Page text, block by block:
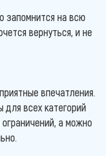
запомнится на всю
вернуться, и не
впечатления.
всех категорий
а можно